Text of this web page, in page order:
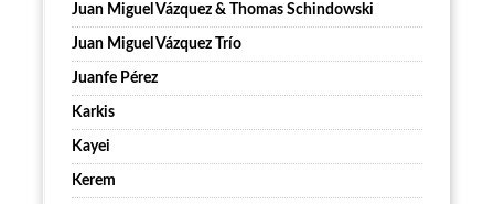
Juan Miguel Vázquez & Thomas Schindowski
Juan Miguel Vázquez Trío
Juanfe Pérez
Karkis
Kayei
Kerem